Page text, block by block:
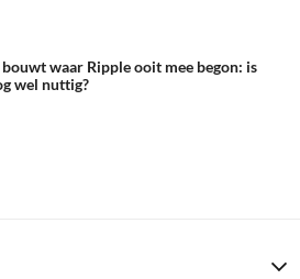
waar Ripple ooit mee begon: is
wel nuttig?